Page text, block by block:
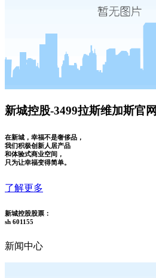
新城控股-3499拉斯维加斯官网
在新城，幸福不是奢侈品，
我们积极创新人居产品
和体验式商业空间，
只为让幸福变得简单。
了解更多
新城控股股票：
sh 601155
新闻中心